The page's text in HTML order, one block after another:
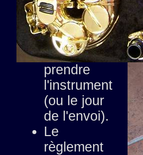
prendre
l'instrument
(ou le jour
de l'envoi).
Le
règlement